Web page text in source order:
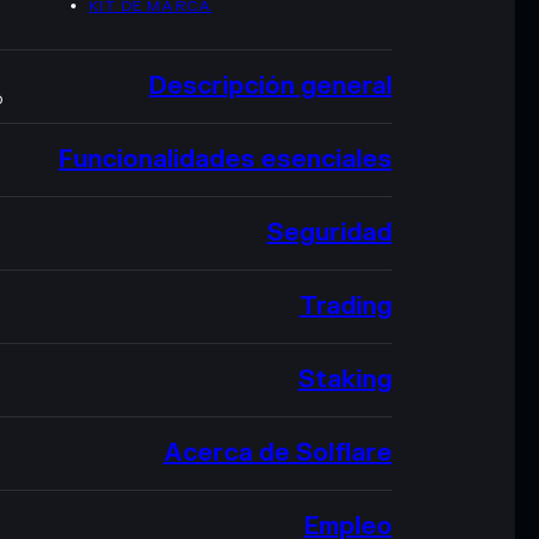
KIT DE MARCA
Descripción general
Funcionalidades esenciales
Seguridad
Trading
Staking
Acerca de Solflare
Empleo